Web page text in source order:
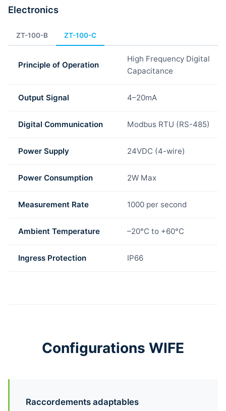
Electronics
ZT-100-B ZT-100-C
Principle of Operation
High Frequency Digital
Capacitance
Output Signal 4–20mA
Digital Communication Modbus RTU (RS-485)
Power Supply 24VDC (4-wire)
Power Consumption 2W Max
Measurement Rate 1000 per second
Ambient Temperature –20°C to +60°C
Ingress Protection IP66
Configurations WIFE
Raccordements adaptables